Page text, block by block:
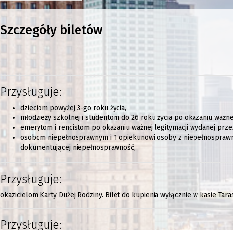
Szczegóły biletów
Przysługuje:
dzieciom powyżej 3-go roku życia,
młodzieży szkolnej i studentom do 26 roku życia po okazaniu
emerytom i rencistom po okazaniu ważnej legitymacji wydanej
osobom niepełnosprawnym i 1 opiekunowi osoby z
dokumentującej niepełnosprawność,
Przysługuje:
okazicielom Karty Dużej Rodziny. Bilet do kupienia wyłącznie w kasie
Przysługuje: